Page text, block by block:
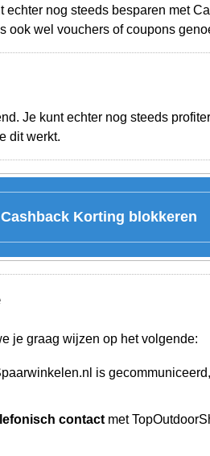
echter nog steeds besparen met
ook wel vouchers of coupons
Je kunt echter nog steeds
dit werkt.
Korting blokkeren
je graag wijzen op het volgende:
is
contact met